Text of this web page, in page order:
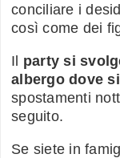
conciliare i
così come dei
Il party si
albergo dove
spostamenti
seguito.
Se siete in